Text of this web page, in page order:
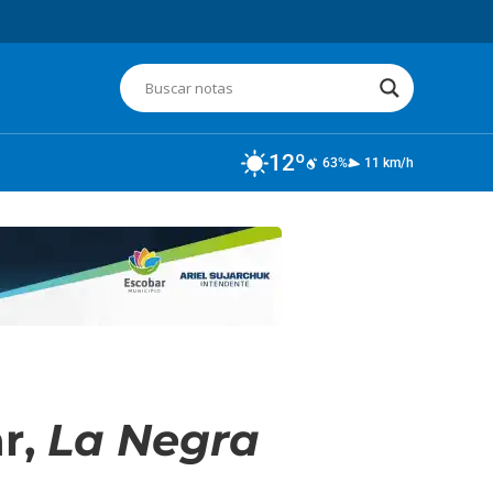
12º 63% 11 km/h
La Negra